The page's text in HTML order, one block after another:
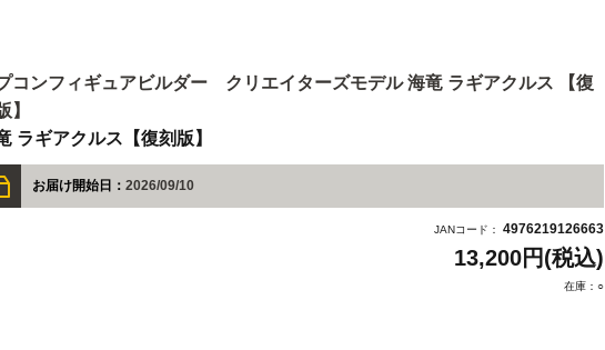
コンフィギュアビルダー クリエイターズモデル 海竜 ラギアクルス 【復
】
ラギアクルス【復刻版】
お届け開始日： 2026/09/10
JANコード： 4976219126663
13,200円(税込)
在庫：○